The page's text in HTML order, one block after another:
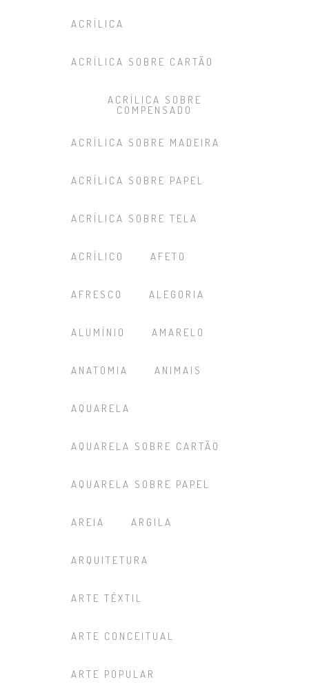
ACRÍLICA
ACRÍLICA SOBRE CARTÃO
ACRÍLICA SOBRE
COMPENSADO
ACRÍLICA SOBRE MADEIRA
ACRÍLICA SOBRE PAPEL
ACRÍLICA SOBRE TELA
ACRÍLICO AFETO
AFRESCO ALEGORIA
ALUMÍNIO AMARELO
ANATOMIA ANIMAIS
AQUARELA
AQUARELA SOBRE CARTÃO
AQUARELA SOBRE PAPEL
AREIA ARGILA
ARQUITETURA
ARTE TÊXTIL
ARTE CONCEITUAL
ARTE POPULAR